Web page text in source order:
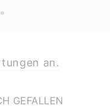
an.
GEFALLEN